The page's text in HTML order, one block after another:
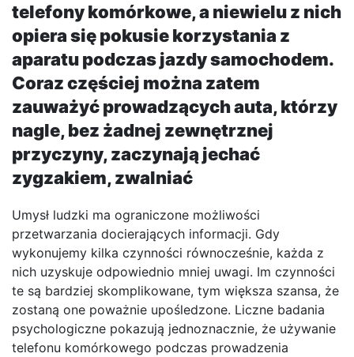
telefony komórkowe, a niewielu z nich
opiera się pokusie korzystania z
aparatu podczas jazdy samochodem.
Coraz częściej można zatem
zauważyć prowadzących auta, którzy
nagle, bez żadnej zewnętrznej
przyczyny, zaczynają jechać
zygzakiem, zwalniać
Umysł ludzki ma ograniczone możliwości
przetwarzania docierających informacji. Gdy
wykonujemy kilka czynności równocześnie, każda z
nich uzyskuje odpowiednio mniej uwagi. Im czynności
te są bardziej skomplikowane, tym większa szansa, że
zostaną one poważnie upośledzone. Liczne badania
psychologiczne pokazują jednoznacznie, że używanie
telefonu komórkowego podczas prowadzenia